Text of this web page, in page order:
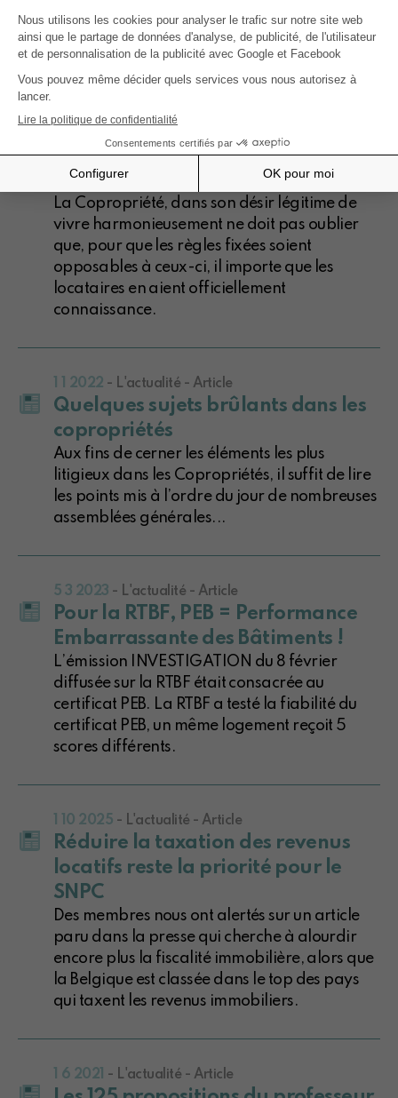
de l'Agent immobilier, lors de la conclusion
d'un contrat entre ces deux parties, serait
fastidieuse
Quelques sujets brûlants de
copropriétés (suite)
La Copropriété, dans son désir légitime de
vivre harmonieusement ne doit pas oublier
que, pour que les règles fixées soient
opposables à ceux-ci, il importe que les
locataires en aient officiellement
connaissance.
1 1 2022 - L'actualité - Article
Quelques sujets brûlants dans les
copropriétés
Aux fins de cerner les éléments les plus
litigieux dans les Copropriétés, il suffit de lire
les points mis à l’ordre du jour de nombreuses
assemblées générales...
5 3 2023 - L'actualité - Article
Pour la RTBF, PEB = Performance
Embarrassante des Bâtiments !
L’émission INVESTIGATION du 8 février
diffusée sur la RTBF était consacrée au
certificat PEB. La RTBF a testé la fiabilité du
certificat PEB, un même logement reçoit 5
scores différents.
1 10 2025 - L'actualité - Article
Réduire la taxation des revenus
locatifs reste la priorité pour le
SNPC
Des membres nous ont alertés sur un article
paru dans la presse qui cherche à alourdir
encore plus la fiscalité immobilière, alors que
la Belgique est classée dans le top des pays
qui taxent les revenus immobiliers.
1 6 2021 - L'actualité - Article